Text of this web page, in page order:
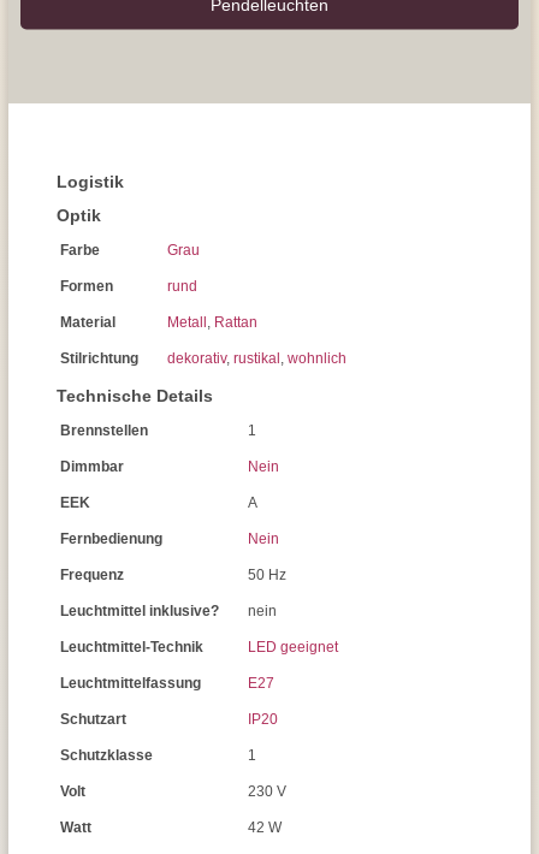
Logistik
Optik
Farbe Grau
Formen rund
Material Metall , Rattan
Stilrichtung dekorativ, rustikal , wohnlich
Technische Details
Brennstellen 1
Dimmbar Nein
EEK A
Fernbedienung Nein
Frequenz 50 Hz
Leuchtmittel inklusive? nein
Leuchtmittel-Technik LED geeignet
Leuchtmittelfassung E27
Schutzart IP20
Schutzklasse 1
Volt 230 V
Watt 42 W